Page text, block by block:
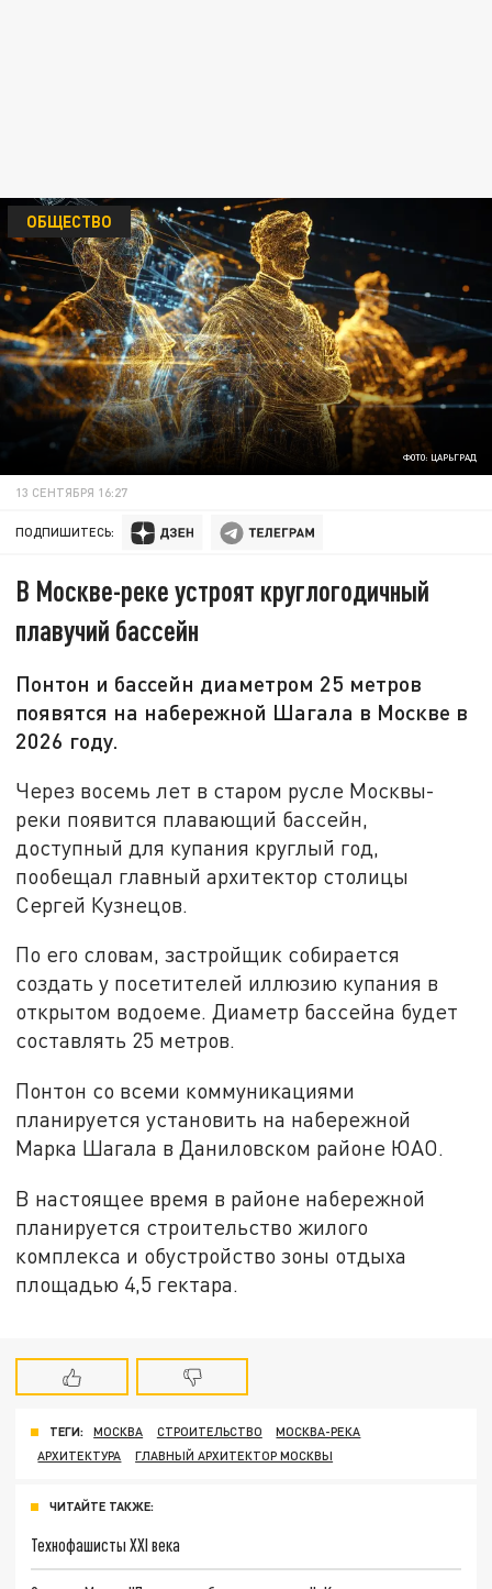
ФОТО: ЦАРЬГРАД
ОБЩЕСТВО
13 СЕНТЯБРЯ 16:27
ПОДПИШИТЕСЬ:
В Москве-реке устроят круглогодичный
плавучий бассейн
Понтон и бассейн диаметром 25 метров
появятся на набережной Шагала в Москве в
2026 году.
Через восемь лет в старом русле Москвы-
реки появится плавающий бассейн,
доступный для купания круглый год,
пообещал главный архитектор столицы
Сергей Кузнецов.
По его словам, застройщик собирается
создать у посетителей иллюзию купания в
открытом водоеме. Диаметр бассейна будет
составлять 25 метров.
Понтон со всеми коммуникациями
планируется установить на набережной
Марка Шагала в Даниловском районе ЮАО.
В настоящее время в районе набережной
планируется строительство жилого
комплекса и обустройство зоны отдыха
площадью 4,5 гектара.
ТЕГИ: МОСКВА СТРОИТЕЛЬСТВО
МОСКВА-РЕКА
АРХИТЕКТУРА
ГЛАВНЫЙ АРХИТЕКТОР МОСКВЫ
ЧИТАЙТЕ ТАКЖЕ:
Технофашисты XXI века